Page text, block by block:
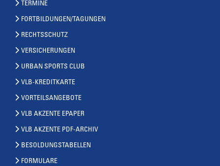
TERMINE
FORTBILDUNGEN/TAGUNGEN
RECHTSSCHUTZ
VERSICHERUNGEN
URBAN SPORTS CLUB
VLB-KREDITKARTE
VORTEILSANGEBOTE
VLB AKZENTE EPAPER
VLB AKZENTE PDF-ARCHIV
BESOLDUNGSTABELLEN
FORMULARE